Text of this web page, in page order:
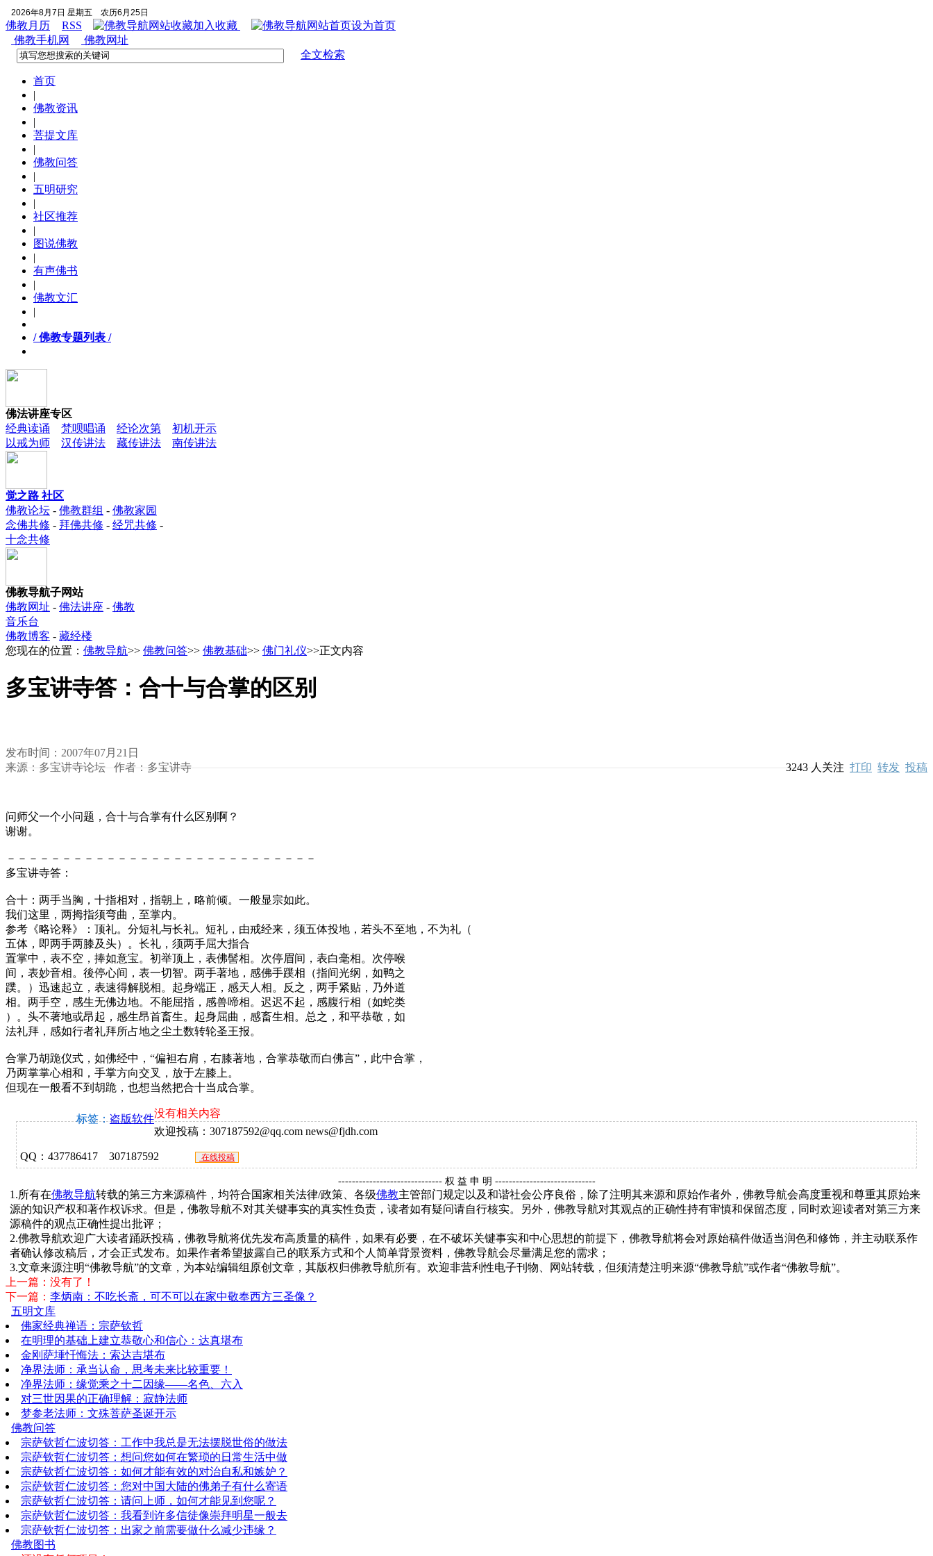
2026年8月7日 星期五 农历6月25日
佛教月历 RSS 加入收藏
设为首页
佛教手机网
佛教网址
全文检索
首页
|
佛教资讯
|
菩提文库
|
佛教问答
|
五明研究
|
社区推荐
|
图说佛教
|
有声佛书
|
佛教文汇
|
/ 佛教专题列表 /
佛法讲座专区
经典读诵
梵呗唱诵 经论次第
初机开示
以戒为师
汉传讲法 藏传讲法 南传讲法
觉之路 社区
佛教论坛 - 佛教群组 - 佛教家园
念佛共修 - 拜佛共修 - 经咒共修 -
十念共修
佛教导航子网站
佛教网址 - 佛法讲座 - 佛教
音乐台
佛教博客 - 藏经楼
您现在的位置： 佛教导航>> 佛教问答>> 佛教基础>> 佛门礼仪>>正文内容
多宝讲寺答：合十与合掌的区别
发布时间：2007年07月21日
来源：多宝讲寺论坛 作者：多宝讲寺
3243人关注 打印 转发 投稿
问师父一个小问题，合十与合掌有什么区别啊？
谢谢。
－－－－－－－－－－－－－－－－－－－－－－－－－－－－
多宝讲寺答：
合十：两手当胸，十指相对，指朝上，略前倾。一般显宗如此。
我们这里，两拇指须弯曲，至掌内。
参考《略论释》：顶礼。分短礼与长礼。短礼，由戒经来，须五体投地，若头不至地，不为礼（
五体，即两手两膝及头）。长礼，须两手屈大指合
置掌中，表不空，捧如意宝。初举顶上，表佛髻相。次停眉间，表白毫相。次停喉
间，表妙音相。後停心间，表一切智。两手著地，感佛手蹼相（指间光纲，如鸭之
蹼。）迅速起立，表速得解脱相。起身端正，感天人相。反之，两手紧贴，乃外道
相。两手空，感生无佛边地。不能屈指，感兽啼相。迟迟不起，感腹行相（如蛇类
）。头不著地或昂起，感生昂首畜生。起身屈曲，感畜生相。总之，和平恭敬，如
法礼拜，感如行者礼拜所占地之尘土数转轮圣王报。
合掌乃胡跪仪式，如佛经中，“偏袒右肩，右膝著地，合掌恭敬而白佛言”，此中合掌，
乃两掌掌心相和，手掌方向交叉，放于左膝上。
但现在一般看不到胡跪，也想当然把合十当成合掌。
标签：盗版软件没有相关内容
欢迎投稿：307187592@qq.com news@fjdh.com
QQ：437786417 307187592 在线投稿
------------------------------ 权 益 申 明 -----------------------------
1.所有在佛教导航转载的第三方来源稿件，均符合国家相关法律/政策、各级佛教主管部门规定以及和谐社会公序良俗，除了注明其来源和原始作者外，佛教导航会高度重视和尊重其原始来
源的知识产权和著作权诉求。但是，佛教导航不对其关键事实的真实性负责，读者如有疑问请自行核实。另外，佛教导航对其观点的正确性持有审慎和保留态度，同时欢迎读者对第三方来
源稿件的观点正确性提出批评；
2.佛教导航欢迎广大读者踊跃投稿，佛教导航将优先发布高质量的稿件，如果有必要，在不破坏关键事实和中心思想的前提下，佛教导航将会对原始稿件做适当润色和修饰，并主动联系作
者确认修改稿后，才会正式发布。如果作者希望披露自己的联系方式和个人简单背景资料，佛教导航会尽量满足您的需求；
3.文章来源注明“佛教导航”的文章，为本站编辑组原创文章，其版权归佛教导航所有。欢迎非营利性电子刊物、网站转载，但须清楚注明来源“佛教导航”或作者“佛教导航”。
上一篇：没有了！
下一篇： 李炳南：不吃长斋，可不可以在家中敬奉西方三圣像？
五明文库
佛家经典禅语：宗萨钦哲
在明理的基础上建立恭敬心和信心：达真堪布
金刚萨埵忏悔法：索达吉堪布
净界法师：承当认命，思考未来比较重要！
净界法师：缘觉乘之十二因缘——名色、六入
对三世因果的正确理解：寂静法师
梦参老法师：文殊菩萨圣诞开示
佛教问答
宗萨钦哲仁波切答：工作中我总是无法摆脱世俗的做法
宗萨钦哲仁波切答：想问您如何在繁琐的日常生活中做
宗萨钦哲仁波切答：如何才能有效的对治自私和嫉妒？
宗萨钦哲仁波切答：您对中国大陆的佛弟子有什么寄语
宗萨钦哲仁波切答：请问上师，如何才能见到您呢？
宗萨钦哲仁波切答：我看到许多信徒像崇拜明星一般去
宗萨钦哲仁波切答：出家之前需要做什么减少违缘？
佛教图书